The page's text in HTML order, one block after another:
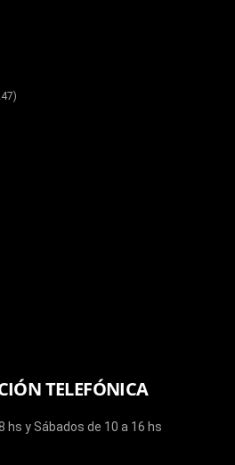
TELEFÓNICA
hs y Sábados de 10 a 16 hs